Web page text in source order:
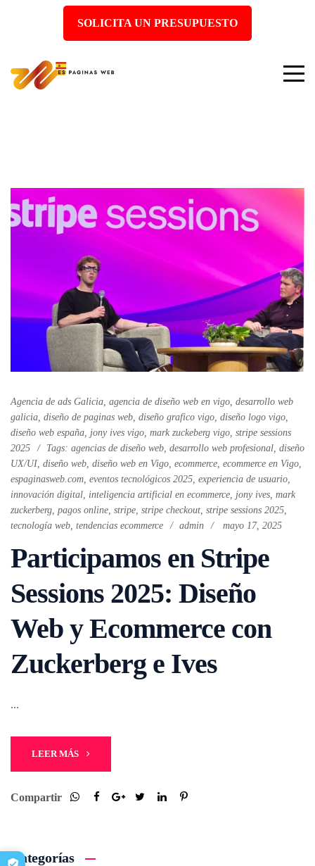
SOLICITA UN PRESUPUESTO
Agencia de ads Galicia agencia de diseño web en vigo desarrollo web
galicia diseño de paginas web diseño grafico vigo diseño logo vigo
diseño web españa jony ives vigo mark zuckeberg vigo stripe sessions
2025
Tags: agencias de diseño web desarrollo web profesional diseño
UX/UI diseño web diseño web en Vigo ecommerce ecommerce en Vigo
espaginasweb.com eventos tecnológicos 2025 experiencia de usuario
innovación digital inteligencia artificial en ecommerce jony ives mark
zuckerberg pagos online stripe stripe checkout stripe sessions 2025
tecnología web tendencias ecommerce admin mayo 17, 2025
Participamos en Stripe
Sessions 2025: Diseño
Web y Ecommerce con
Zuckerberg e Ives
...
LEER MÁS
Compartir
Categorías